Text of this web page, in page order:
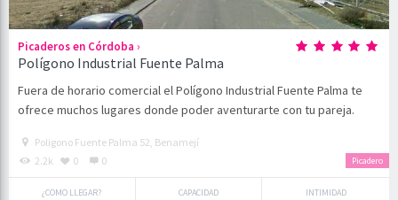
Picaderos en Córdoba ›
Polígono Industrial Fuente Palma
Fuera de horario comercial el Polígono Industrial Fuente Palma te
ofrece muchos lugares donde poder aventurarte con tu pareja.
Picadero
Poligono Fuente Palma 52, Benamejí
2.2k
0 0
¿COMO LLEGAR? CAPACIDAD INTIMIDAD